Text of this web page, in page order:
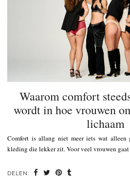
Waarom comfort
wordt in hoe vrouwen
lichaam
Comfort is allang niet meer iets wat alleen
kleding die lekker zit. Voor veel vrouwen
DELEN: